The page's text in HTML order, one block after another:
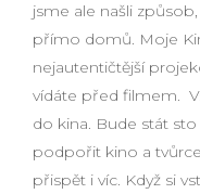
jsme ale našli
přímo domů. Moje
nejautentičtější
vídáte před filmem.
do kina. Bude stát
podpořit kino a
přispět i víc. Když si